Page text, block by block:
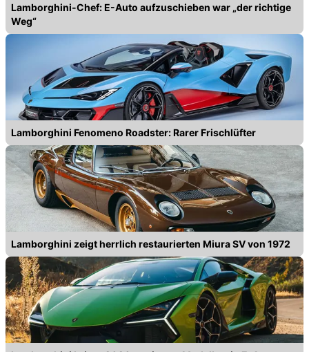
Lamborghini-Chef: E-Auto aufzuschieben war „der richtige
Weg“
Lamborghini Fenomeno Roadster: Rarer Frischlüfter
Lamborghini zeigt herrlich restaurierten Miura SV von 1972